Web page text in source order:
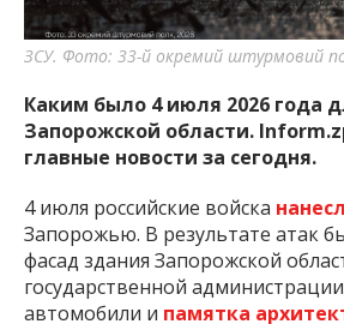
важную
города
ЗСУ. Фото: 33-й окремий штурмовий
Каким было 4 июля 2026 года
Запорожской области.
главные новости за сегодня.
4 июля российские войска
Запорожью. В результате атак
фасад здания Запорожской
государственной
автомобили и памятка